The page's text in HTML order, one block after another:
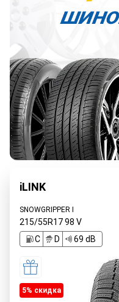
iLINK
SNOWGRIPPER I
215/55R1798 V
C
D 69 dB
5% cкидка